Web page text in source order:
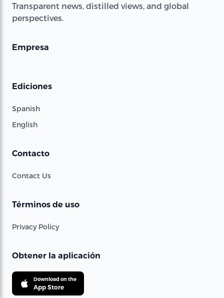
Transparent news, distilled views, and global
perspectives.
Empresa
Ediciones
Spanish
English
Contacto
Contact Us
Términos de uso
Privacy Policy
Obtener la aplicación
Download on the
App Store